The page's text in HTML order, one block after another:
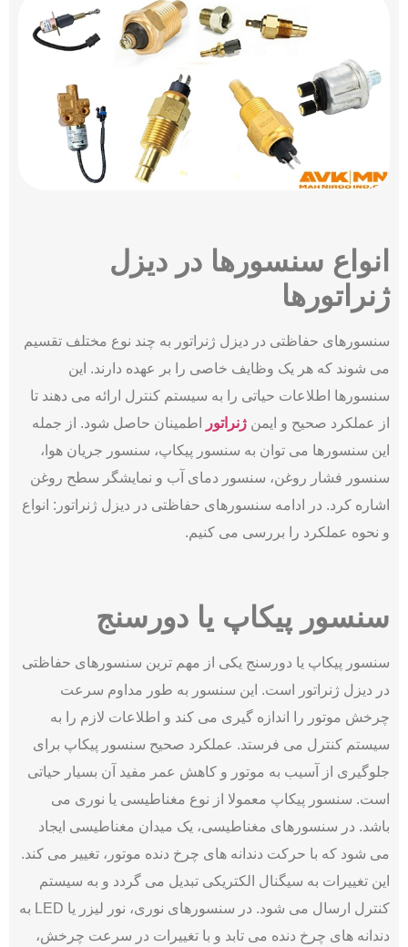
انواع سنسورها در دیزل
ژنراتورها
سنسورهای حفاظتی در دیزل ژنراتور به چند نوع مختلف تقسیم
می‌ شوند که هر یک وظایف خاصی را بر عهده دارند. این
سنسورها اطلاعات حیاتی را به سیستم کنترل ارائه می ‌دهند تا
از عملکرد صحیح و ایمن ژنراتور
اطمینان حاصل شود. از جمله
این سنسورها می ‌توان به سنسور پیکاپ، سنسور جریان هوا،
سنسور فشار روغن، سنسور دمای آب و نمایشگر سطح روغن
اشاره کرد. در ادامه سنسورهای حفاظتی در دیزل ژنراتور: انواع
و نحوه عملکرد را بررسی می کنیم.
سنسور پیکاپ یا دورسنج
سنسور پیکاپ یا دورسنج یکی از مهم ‌ترین سنسورهای حفاظتی
در دیزل ژنراتور است. این سنسور به طور مداوم سرعت
چرخش موتور را اندازه‌ گیری می ‌کند و اطلاعات لازم را به
سیستم کنترل می ‌فرستد. عملکرد صحیح سنسور پیکاپ برای
جلوگیری از آسیب به موتور و کاهش عمر مفید آن بسیار حیاتی
است. سنسور پیکاپ معمولا از نوع مغناطیسی یا نوری می
باشد. در سنسورهای مغناطیسی، یک میدان مغناطیسی ایجاد
می‌ شود که با حرکت دندانه ‌های چرخ دنده موتور، تغییر می ‌کند.
این تغییرات به سیگنال الکتریکی تبدیل می گردد و به سیستم
کنترل ارسال می ‌شود. در سنسورهای نوری، نور لیزر یا LED به
دندانه ‌های چرخ دنده می تابد و با تغییرات در سرعت چرخش،